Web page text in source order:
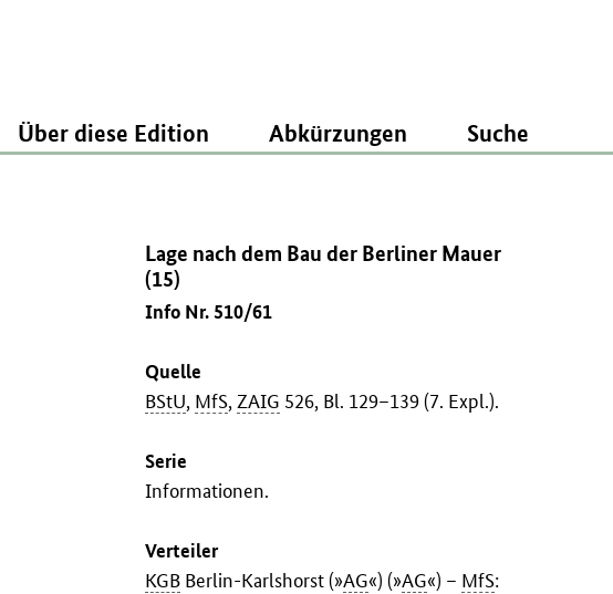
Über diese Edition Abkürzungen Suche
Lage nach dem Bau der Berliner Mauer
(15)
Info Nr. 510/61
Quelle
BStU, MfS,ZAIG 526, Bl. 129–139 (7. Expl.).
Serie
Informationen.
Verteiler
KGB Berlin-Karlshorst (»AG«) (»AG«) – MfS: